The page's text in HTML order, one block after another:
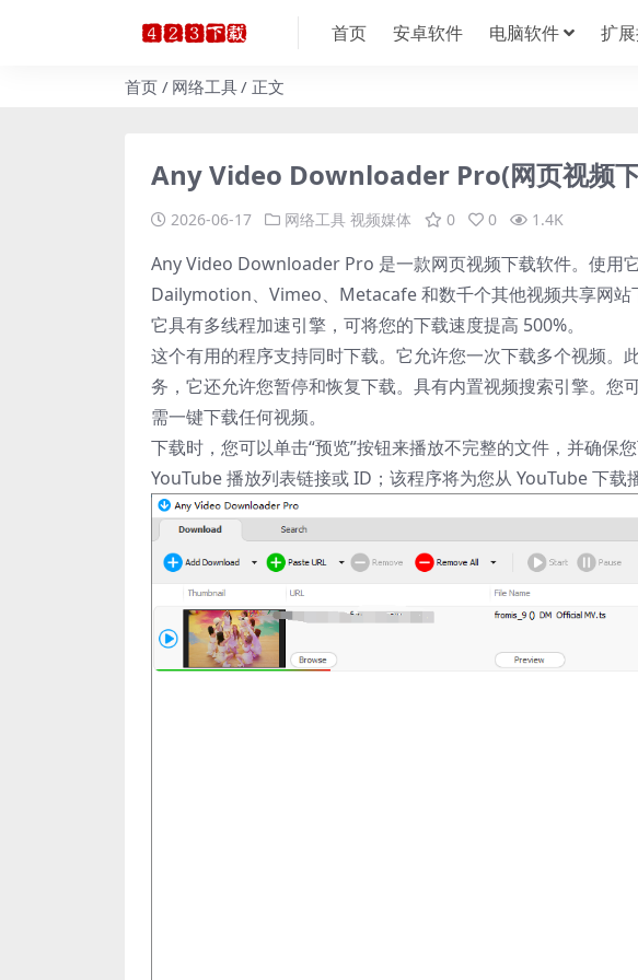
首页 安卓软件 电脑软件 扩
首页 网络工具 正文
Any Video Downloader Pro(网页视频
2026-06-17 网络工具 视频媒体 0 0 1.4K
Any Video Downloader Pro 是一款网页视频下载软件。使用
Dailymotion、Vimeo、Metacafe 和数千个其他视频共享网站
它具有多线程加速引擎，可将您的下载速度提高 500%。
这个有用的程序支持同时下载。它允许您一次下载多个视频。
务，它还允许您暂停和恢复下载。具有内置视频搜索引擎。您
需一键下载任何视频。
下载时，您可以单击“预览”按钮来播放不完整的文件，并确保
YouTube 播放列表链接或 ID；该程序将为您从 YouTube 下载